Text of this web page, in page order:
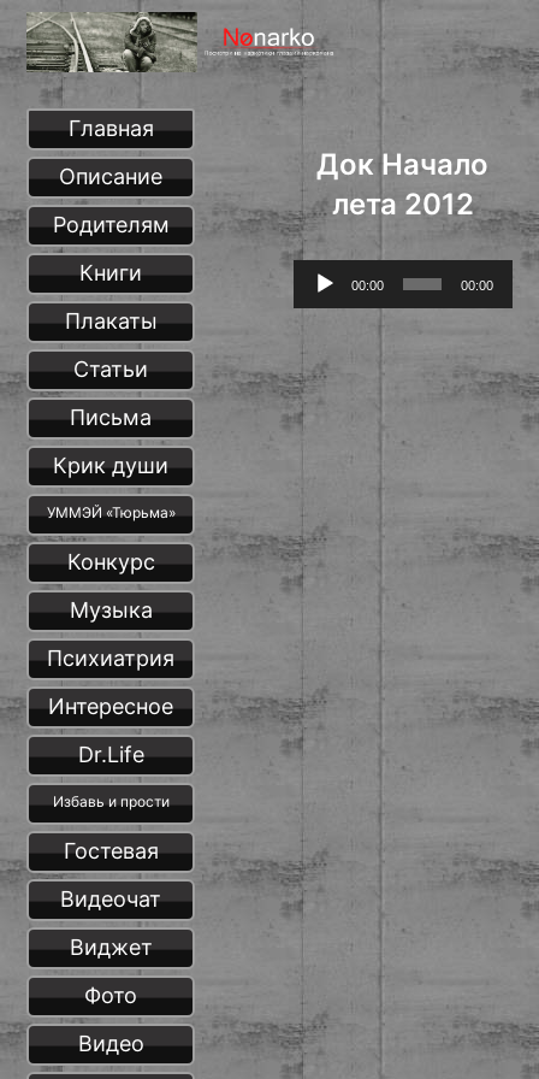
Док Начало
лета 2012
Аудиоплеер
00:00 00:00
Главная
Описание
Родителям
Книги
Плакаты
Статьи
Письма
Крик души
УММЭЙ «Тюрьма»
Конкурс
Музыка
Психиатрия
Интересное
Dr.Life
Избавь и прости
Гостевая
Видеочат
Виджет
Фото
Видео